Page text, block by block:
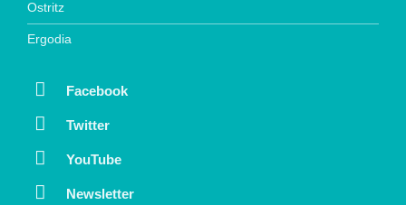
Ostritz
Ergodia
Facebook
Twitter
YouTube
Newsletter